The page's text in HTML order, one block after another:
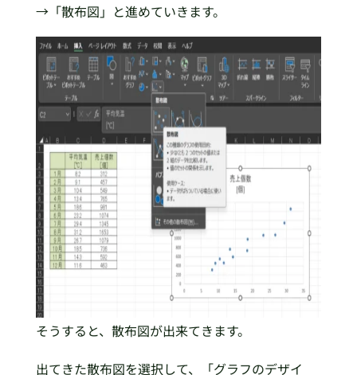
→「散布図」と進めていきます。
そうすると、散布図が出来てきます。
出てきた散布図を選択して、「グラフのデザイ